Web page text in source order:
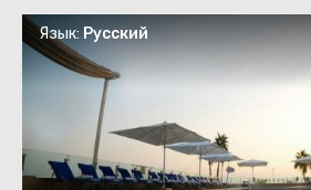
Язык: Русский